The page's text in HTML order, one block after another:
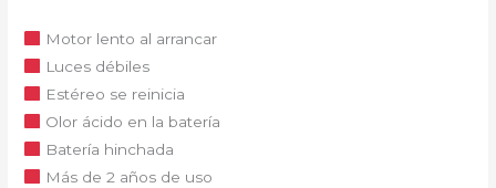
Motor lento al arrancar
Luces débiles
Estéreo se reinicia
Olor ácido en la batería
Batería hinchada
Más de 2 años de uso